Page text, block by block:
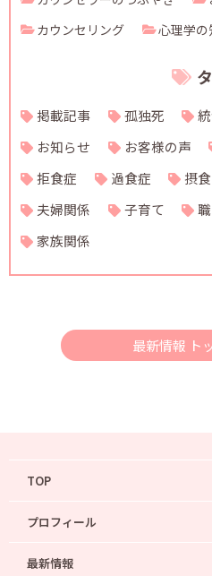
カウンセリング
心理学の
掲載記事 孤独死
お知らせ
お客様の声
拒食症
過食症 摂
夫婦関係
子育て
家族関係
最新情報 ト
TOP
プロフィール
最新情報